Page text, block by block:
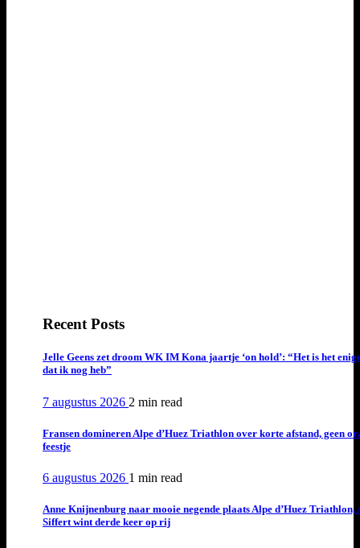
Recent Posts
Jelle Geens zet droom WK IM Kona jaartje ‘on hold’: “Het is het
dat ik nog heb”
7 augustus 2026 2 min read
Fransen domineren Alpe d’Huez Triathlon over korte afstand, geen
feestje
6 augustus 2026 1 min read
Anne Knijnenburg naar mooie negende plaats Alpe d’Huez Triathlon,
Siffert wint derde keer op rij